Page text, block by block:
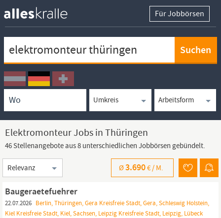
Für Jobbörsen
Ortssuche
Umkreissuche
Arbeitsform
Elektromonteur Jobs in Thüringen
46 Stellenangebote aus 8 unterschiedlichen Jobbörsen gebündelt.
Sortierung
Ø3.690€ / M.
Baugeraetefuehrer
22.07.2026 Berlin, Thüringen, Gera Kreisfreie Stadt, Gera, Schleswig Holstein,
Kiel Kreisfreie Stadt, Kiel, Sachsen, Leipzig Kreisfreie Stadt, Leipzig, Lübeck